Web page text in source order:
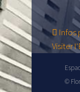
Infos
Visiter
©